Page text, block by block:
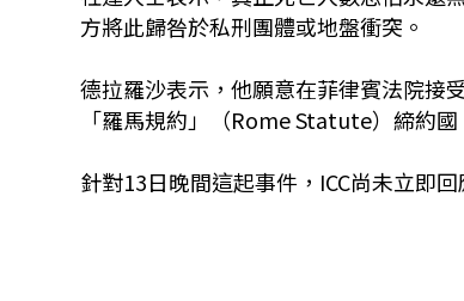
方將此歸咎於私刑團體或地盤衝突。
德拉羅沙表示，他願意在菲律賓法院接
「羅馬規約」（Rome Statute）締約國
針對13日晚間這起事件，ICC尚未立即